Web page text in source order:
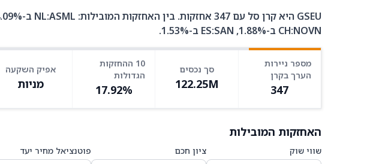
CH:NOVN ב-1.88%, ES:SAN ב-1.53%.
מספר ניירות
הערך בקרן
347
סך נכסים
122.25M
10 ההחזקות
הגדולות
17.92%
אפיק השקעה
מניות
האחזקות המובילות
שווי שוק
ציון חכם
פוטנציאל מחיר יעד